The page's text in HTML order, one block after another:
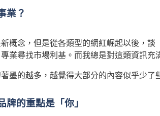
業？
新概念，但是從各類型的網紅崛起以後，
業尋找市場利基。而我總是對這類資訊
墨的越多，越覺得大部分的內容似乎少了
牌的重點是「你」